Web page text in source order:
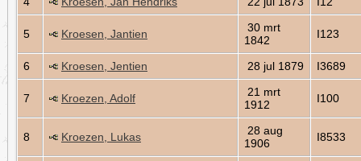
5 Kroesen, Jantien
30 mrt
1842
I123
6 Kroesen, Jentien 28 jul 1879 I3689
7 Kroezen, Adolf
21 mrt
1912
I100
8 Kroezen, Lukas
28 aug
1906
I8533